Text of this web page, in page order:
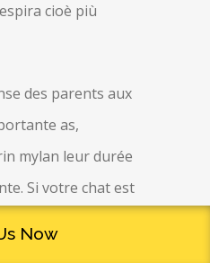
cioè più
des parents aux
as,
mylan leur durée
Si votre chat est
Now